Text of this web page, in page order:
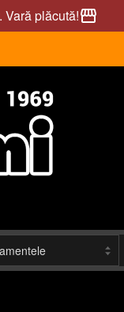
plăcută!storefront